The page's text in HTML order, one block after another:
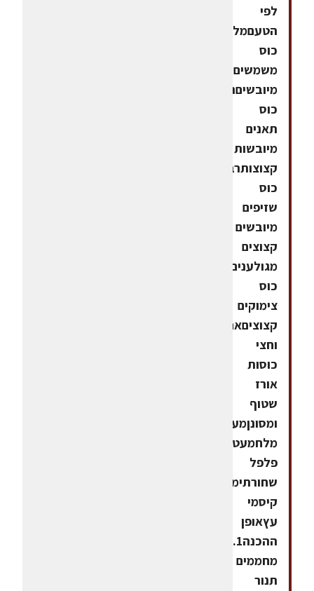
לפי
הטעםמליתרבע
כוס
משמשים
מיובשיםרבע
כוס
תאנים
מיובשות
קצוצותרבע
כוס
שזיפים
מיובשים
קצוצים
מגולעניםרבע
כוס
צימוקים
קצוציםאחת
וחצי
כוסות
אורז
שטוף
ומסונןמעט
מלחמעט
פלפל
שחורתימין
קיסמי
עץאופן
ההכנה1.
מחממים
תנור